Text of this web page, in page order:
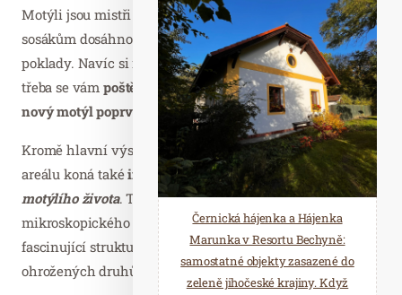
Motýli jsou mistři v opylování a díky svým dlouhým
sosákům dosáhnou i na ty nejskrytější nektarové
poklady. Navíc si můžete prohlédnout motýlí kukly a
třeba se vámpoštěstí být svědkem okamžiku, kdy se
nový motýl poprvé rozletí do světa.
Kromě hlavní výstavy ve skleníku Fata Morgana se v
areálu koná takéinteraktivní expoziceTajemství
motýlího života. Tato výstava vás zavede do
mikroskopického světa motýlích křídel, odhalí jejich
fascinující strukturu a přiblíží problematiku ochrany
ohrožených druhů.
Černická hájenka a Hájenka
Marunka v Resortu Bechyně:
samostatné objekty zasazené do
zeleně jihočeské krajiny. Když